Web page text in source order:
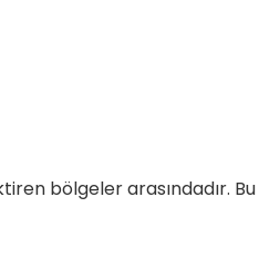
bölgeler arasındadır. Bu